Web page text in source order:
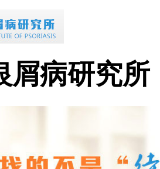
屑病研究所